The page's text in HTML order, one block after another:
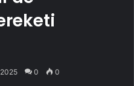
0 0